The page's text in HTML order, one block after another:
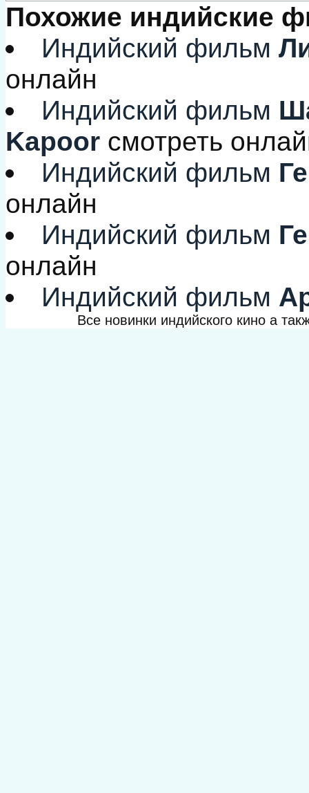
Похожие индийские
Индийский фильм
онлайн
Индийский фильм
Kapoor смотреть
Индийский фильм
онлайн
Индийский фильм
онлайн
Индийский фильм
Все новинки индийского кино а